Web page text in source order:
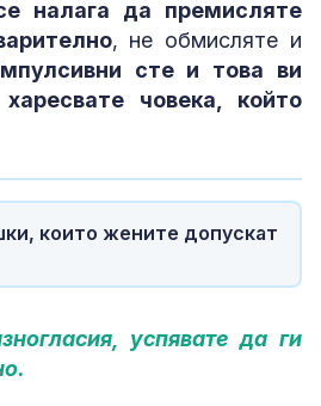
налага да премисляте
, не обмисляте и
сте и това ви
човека, който
които жените допускат
успявате да ги